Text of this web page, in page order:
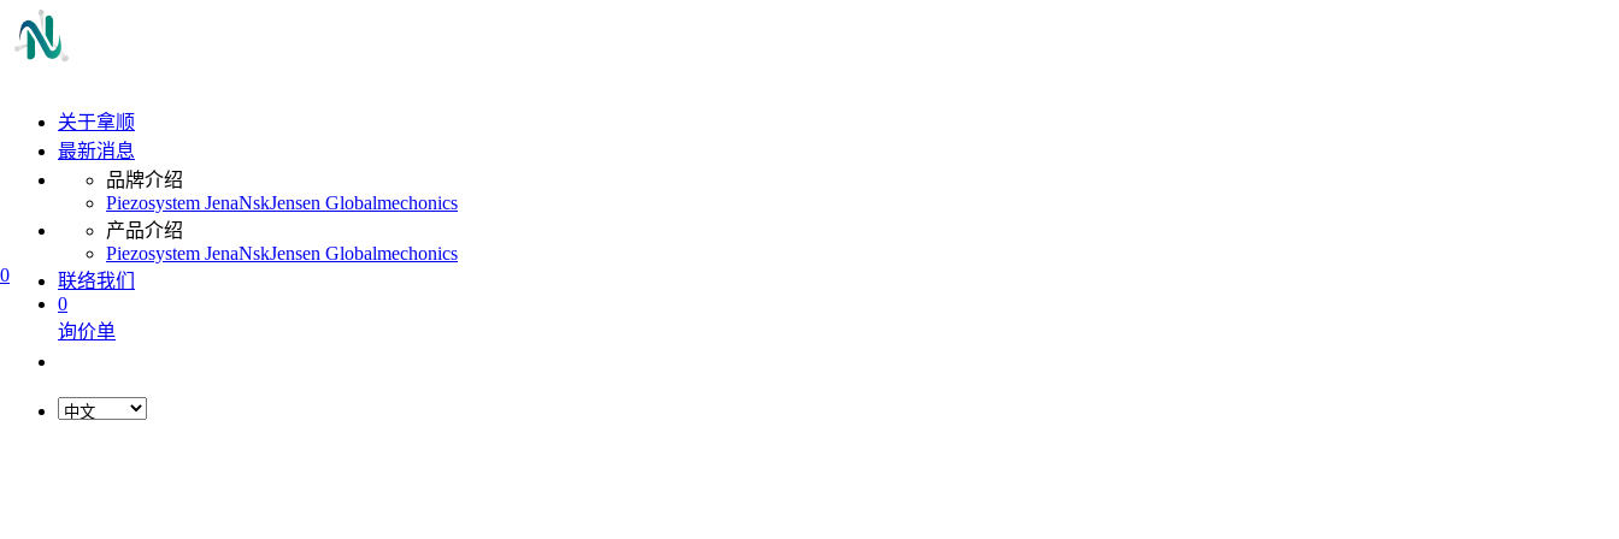
0
关于拿顺
最新消息
品牌介绍
Piezosystem JenaNskJensen Globalmechonics
产品介绍
Piezosystem JenaNskJensen Globalmechonics
联络我们
0
询价单